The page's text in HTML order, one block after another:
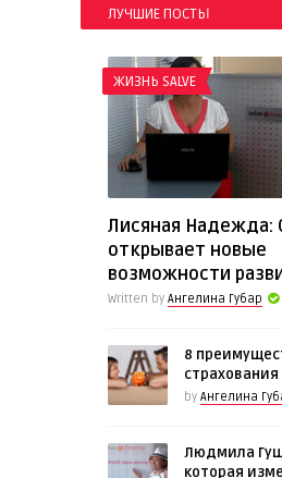
ЛУЧШИЕ ПОСТЫ
ЖИЗНЬ SALVE
Лисяная Надежда:
открывает новые
возможности
Written by Ангелина Губар
8
by Ангелина
Людмила
которая